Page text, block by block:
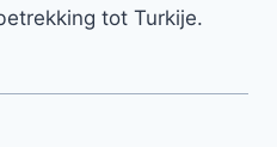
tot Turkije.